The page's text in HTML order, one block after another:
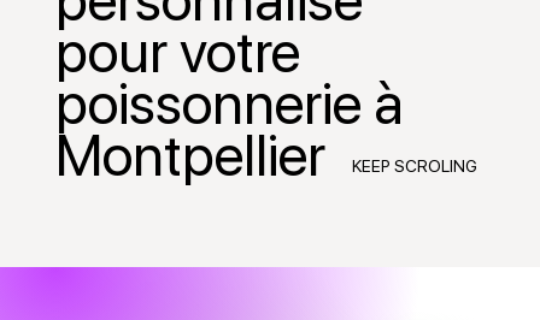
pour votre
poissonnerie à
Montpellier KEEP SCROLING